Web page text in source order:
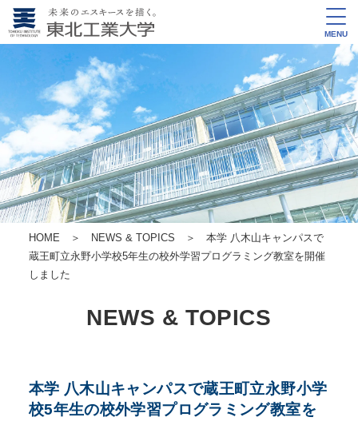
MENU
HOME ＞ NEWS & TOPICS ＞ 本学 八木山キャンパスで
蔵王町立永野小学校5年生の校外学習プログラミング教室を開催
しました
NEWS & TOPICS
本学 八木山キャンパスで蔵王町立永野小学
校5年生の校外学習プログラミング教室を